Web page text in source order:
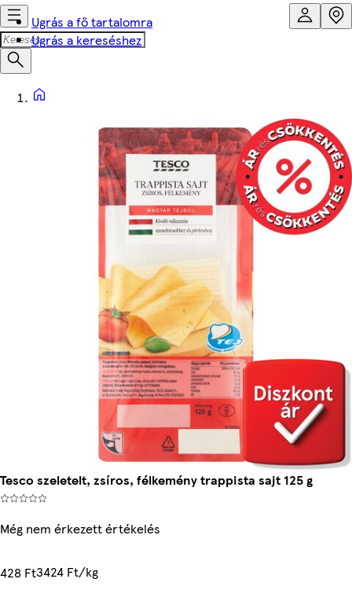
Ugrás a fő tartalomra
Ugrás a kereséshez
Tesco szeletelt, zsíros, félkemény trappista sajt 125 g
Még nem érkezett értékelés
428 Ft3424 Ft/kg